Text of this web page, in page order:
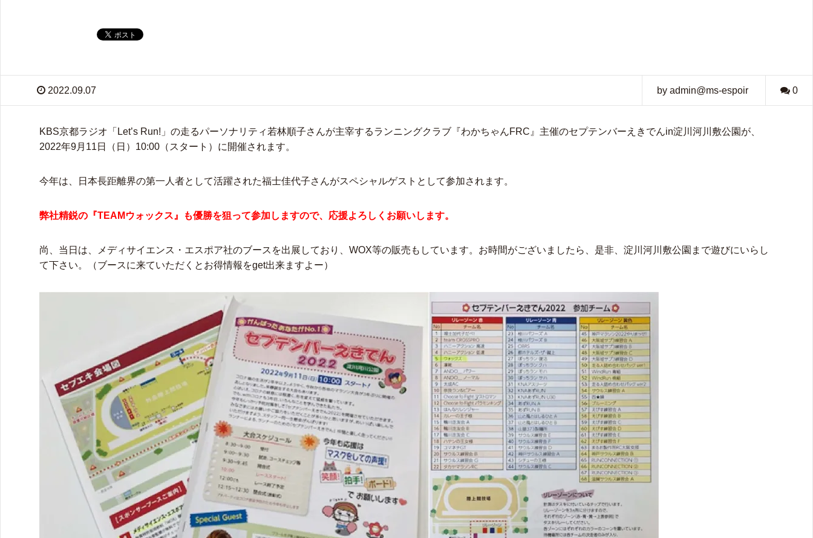
2022.09.07 by admin@ms-espoir 0
KBS京都ラジオ「Let’s Run!」の走るパーソナリティ若林順子さんが主宰するランニングクラブ『わかちゃんFRC』主催のセプテンバーえきでんin淀川河川敷公園が、
2022年9月11日（日）10:00（スタート）に開催されます。
今年は、日本長距離界の第一人者として活躍された福士佳代子さんがスペシャルゲストとして参加されます。
弊社精鋭の『TEAMウォックス』も優勝を狙って参加しますので、応援よろしくお願いします。
尚、当日は、メディサイエンス・エスポア社のブースを出展しており、WOX等の販売もしています。お時間がございましたら、是非、淀川河川敷公園まで遊びにいらし
て下さい。（ブースに来ていただくとお得情報をget出来ますよー）